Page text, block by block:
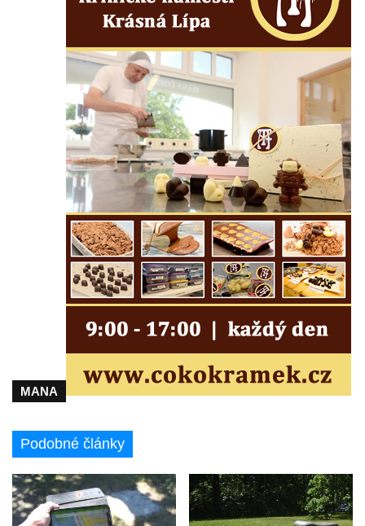
Socha vodníka v Plavu
Třebušíně
Pamětní deska Johanna Nepomuka
Fischera na domě čp. 5/16 na třídě 9.
května v Rumburku
Pamětní deska Johanna Neumanna
severně od Tokáně
Obrázek svatého Huberta na buku svatého
Huberta
Obrázek svatého Jakuba na skále u cesty
východně od Srbské Kamenice
Busta Jana Amose Komenského na domě
Československé armády v Teplicích
Socha Medvídě v Tierpark Chemnitz
Sochy Ptáci v Tierpark Chemnitz
Socha Panter v ZOO Leipzig
Socha Dívka s mušlí v ZOO Leipzig
MANA
Podobné články